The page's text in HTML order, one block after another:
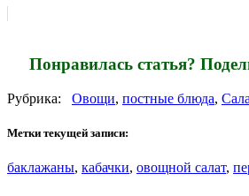
Понравилась статья?
Рубрика: Овощи, постные блюда,
Метки текущей записи:
баклажаны, кабачки, овощной салат,